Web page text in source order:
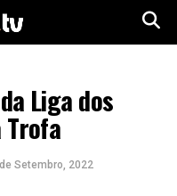
Liga dos
Trofa
Setembro, 2022